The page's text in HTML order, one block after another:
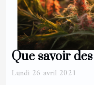
Que savoir
Lundi 26 avril 2021